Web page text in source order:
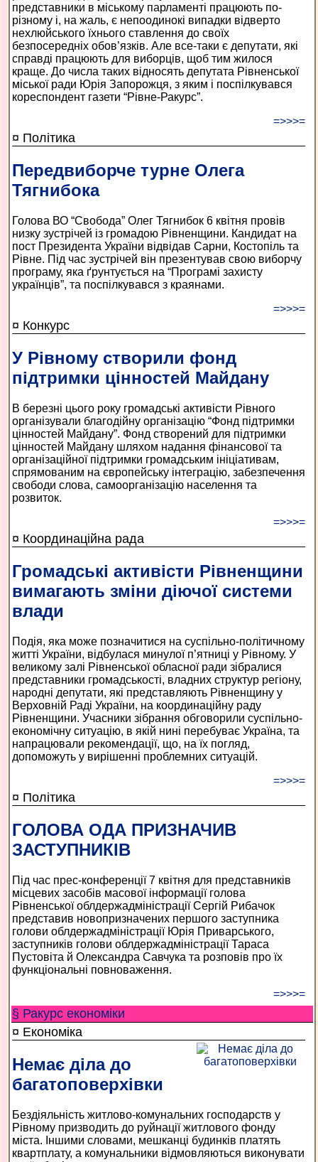
представники в міському парламенті працюють по-
різному і, на жаль, є непоодинокі випадки відверто
нехлюйського їхнього ставлення до своїх
безпосередніх обов’язків. Але все-таки є депутати, які
справді працюють для виборців, щоб тим жилося
краще. До числа таких відносять депутата Рівненської
міської ради Юрія Запорожця, з яким і поспілкувався
кореспондент газети “Рівне-Ракурс”.
=>>>=
¤ Політика
Передвиборче турне Олега
Тягнибока
Голова ВО “Свобода” Олег Тягнибок 6 квітня провів
низку зустрічей із громадою Рівненщини. Кандидат на
пост Президента України відвідав Сарни, Костопіль та
Рівне. Під час зустрічей він презентував свою виборчу
програму, яка ґрунтується на “Програмі захисту
українців”, та поспілкувався з краянами.
=>>>=
¤ Конкурс
У Рівному створили фонд
підтримки цінностей Майдану
В березні цього року громадські активісти Рівного
організували благодійну організацію “Фонд підтримки
цінностей Майдану”. Фонд створений для підтримки
цінностей Майдану шляхом надання фінансової та
організаційної підтримки громадським ініціативам,
спрямованим на європейську інтеграцію, забезпечення
свободи слова, самоорганізацію населення та
розвиток.
=>>>=
¤ Координаційна рада
Громадські активісти Рівненщини
вимагають зміни діючої системи
влади
Подія, яка може позначитися на суспільно-політичному
житті України, відбулася минулої п’ятниці у Рівному. У
великому залі Рівненської обласної ради зібралися
представники громадськості, владних структур регіону,
народні депутати, які представляють Рівненщину у
Верховній Раді України, на координаційну раду
Рівненщини. Учасники зібрання обговорили суспільно-
економічну ситуацію, в якій нині перебуває Україна, та
напрацювали рекомендації, що, на їх погляд,
допоможуть у вирішенні проблемних ситуацій.
=>>>=
¤ Політика
ГОЛОВА ОДА ПРИЗНАЧИВ
ЗАСТУПНИКІВ
Під час прес-конференції 7 квітня для представників
місцевих засобів масової інформації голова
Рівненської облдержадміністрації Сергій Рибачок
представив новопризначених першого заступника
голови облдержадміністрації Юрія Приварського,
заступників голови облдержадміністрації Тараса
Пустовіта й Олександра Савчука та розповів про їх
функціональні повноваження.
=>>>=
§ Ракурс економiки
¤ Економіка
Немає діла до
багатоповерхівки
Бездіяльність житлово-комунальних господарств у
Рівному призводить до руйнації житлового фонду
міста. Іншими словами, мешканці будинків платять
квартплату, а комунальники відмовляються виконувати